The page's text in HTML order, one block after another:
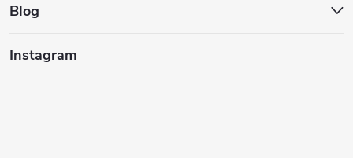
Blog
Instagram